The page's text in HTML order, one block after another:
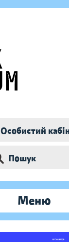
Особистий
Пошук
Меню